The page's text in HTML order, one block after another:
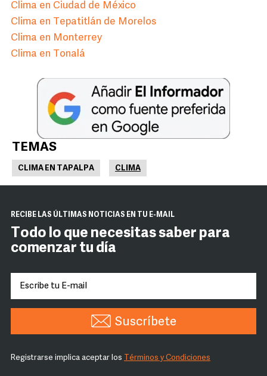
Clima en Ciudad de México
Clima en Tepatitlán de Morelos
Clima en Monterrey
Clima en Tonalá
TEMAS
CLIMA EN TAPALPA CLIMA
RECIBE LAS ÚLTIMAS NOTICIAS EN TU E-MAIL
Todo lo que necesitas saber para
comenzar tu día
Suscríbete
Registrarse implica aceptar los Términos y Condiciones